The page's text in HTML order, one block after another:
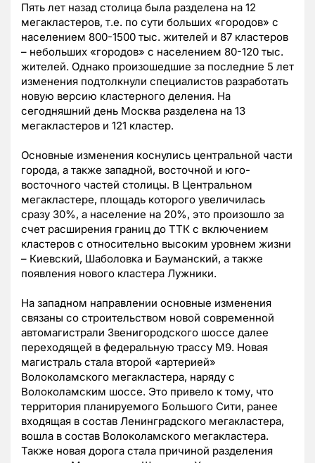
Пять лет назад столица была разделена на 12
мегакластеров, т.е. по сути больших «городов» с
населением 800-1500 тыс. жителей и 87 кластеров
– небольших «городов» с населением 80-120 тыс.
жителей. Однако произошедшие за последние 5 лет
изменения подтолкнули специалистов разработать
новую версию кластерного деления. На
сегодняшний день Москва разделена на 13
мегакластеров и 121 кластер.
Основные изменения коснулись центральной части
города, а также западной, восточной и юго-
восточного частей столицы. В Центральном
мегакластере, площадь которого увеличилась
сразу 30%, а население на 20%, это произошло за
счет расширения границ до ТТК с включением
кластеров с относительно высоким уровнем жизни
– Киевский, Шаболовка и Бауманский, а также
появления нового кластера Лужники.
На западном направлении основные изменения
связаны со строительством новой современной
автомагистрали Звенигородского шоссе далее
переходящей в федеральную трассу М9. Новая
магистраль стала второй «артерией»
Волоколамского мегакластера, наряду с
Волоколамским шоссе. Это привело к тому, что
территория планируемого Большого Сити, ранее
входящая в состав Ленинградского мегакластера,
вошла в состав Волоколамского мегакластера.
Также новая дорога стала причиной разделения